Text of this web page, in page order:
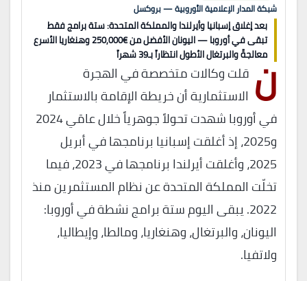
شبكة المدار الإعلامية الأوروبية — بروكسل
بعد إغلاق إسبانيا وأيرلندا والمملكة المتحدة: ستة برامج فقط
تبقى في أوروبا — اليونان الأفضل من €250,000 وهنغاريا الأسرع
معالجةً والبرتغال الأطول انتظاراً بـ39 شهراًن قلت وكالات متخصصة في الهجرة
الاستثمارية أن خريطة الإقامة بالاستثمار
في أوروبا شهدت تحولاً جوهرياً خلال عامَي 2024
و2025، إذ أغلقت إسبانيا برنامجها في أبريل
2025، وأغلقت أيرلندا برنامجها في 2023، فيما
تخلّت المملكة المتحدة عن نظام المستثمرين منذ
2022. يبقى اليوم ستة برامج نشطة في أوروبا:
اليونان، والبرتغال، وهنغاريا، ومالطا، وإيطاليا،
ولاتفيا.